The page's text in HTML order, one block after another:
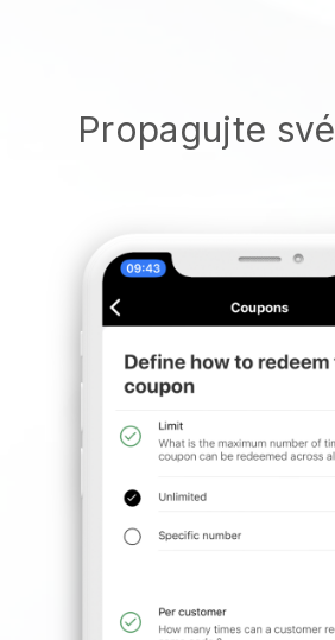
Propagujte